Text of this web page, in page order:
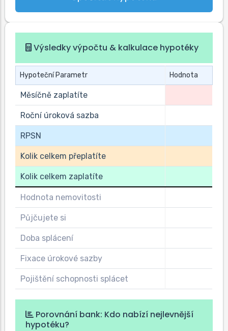
Výsledky výpočtu & kalkulace hypotéky
Hypoteční Parametr Hodnota
Měsíčně zaplatíte
Roční úroková sazba
RPSN
Kolik celkem přeplatíte
Kolik celkem zaplatíte
Hodnota nemovitosti
Půjčujete si
Doba splácení
Fixace úrokové sazby
Pojištění schopnosti splácet
Porovnání bank: Kdo nabízí nejlevnější
hypotéku?